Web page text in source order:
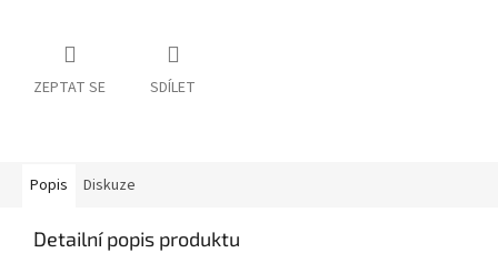
ZEPTAT SE SDÍLET
Popis Diskuze
Detailní popis produktu